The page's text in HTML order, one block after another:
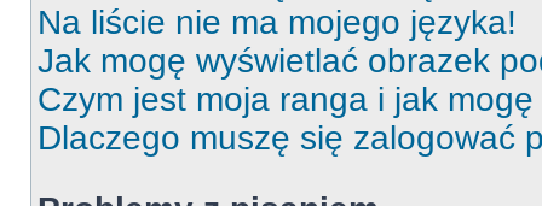
Na liście nie ma mojego języka!
Jak mogę wyświetlać obrazek
Czym jest moja ranga i jak
Dlaczego muszę się zalogować